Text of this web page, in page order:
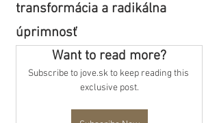
transformácia a radikálna
úprimnosť
Want to read more?
Subscribe to jove.sk to keep reading this
exclusive post.